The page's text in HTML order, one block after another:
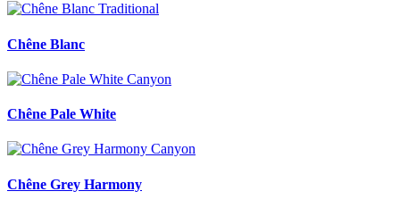
Chêne Blanc
Chêne Pale White
Chêne Grey Harmony